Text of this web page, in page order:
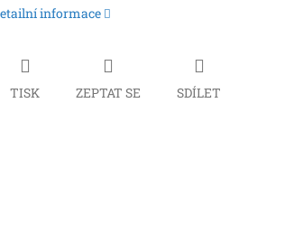
informace
TISK ZEPTAT SE SDÍLET